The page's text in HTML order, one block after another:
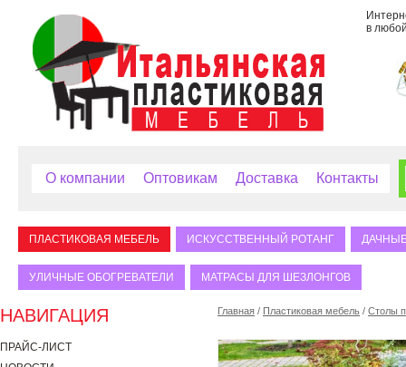
в
О компании Оптовикам Доставка Контакты
ПЛАСТИКОВАЯ МЕБЕЛЬ ИСКУССТВЕННЫЙ РОТАНГ
УЛИЧНЫЕ ОБОГРЕВАТЕЛИ МАТРАСЫ ДЛЯ ШЕЗЛОНГОВ
НАВИГАЦИЯ
ПРАЙС-ЛИСТ
Главная / Пластиковая мебель / Столы